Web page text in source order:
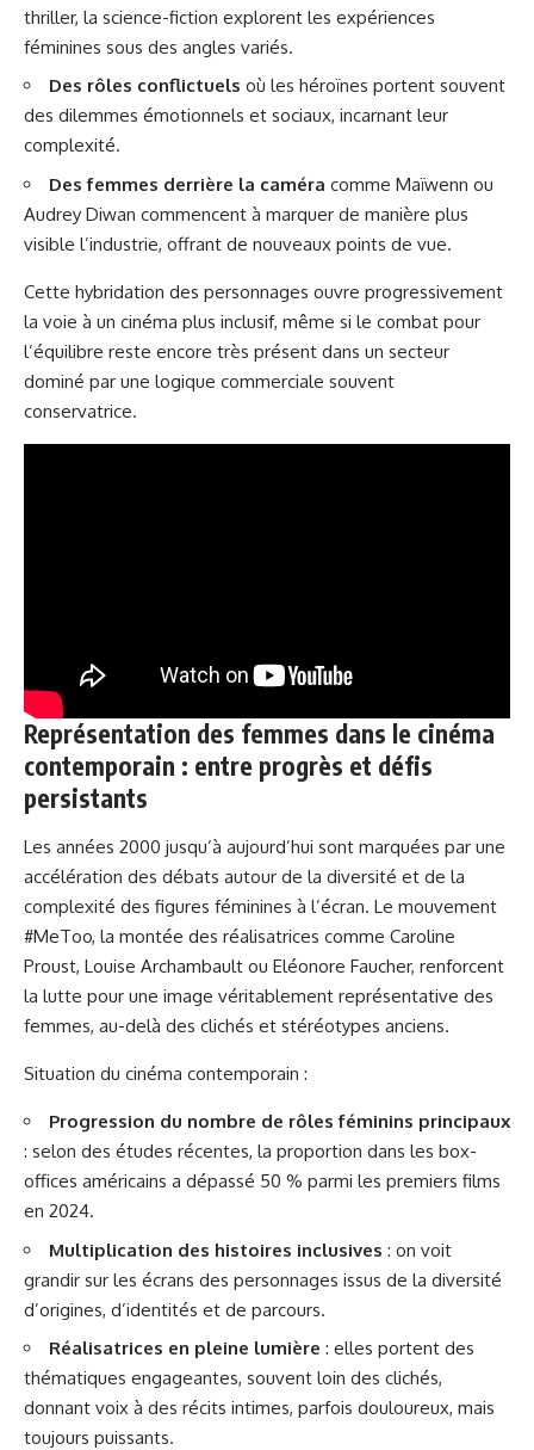
thriller, la science-fiction explorent les expériences
féminines sous des angles variés.
Des rôles conflictuels où les héroïnes portent souvent
des dilemmes émotionnels et sociaux, incarnant leur
complexité.
Des femmes derrière la caméra comme Maïwenn ou
Audrey Diwan commencent à marquer de manière plus
visible l’industrie, offrant de nouveaux points de vue.
Cette hybridation des personnages ouvre progressivement
la voie à un cinéma plus inclusif, même si le combat pour
l’équilibre reste encore très présent dans un secteur
dominé par une logique commerciale souvent
conservatrice.
Représentation des femmes dans le cinéma
contemporain : entre progrès et défis
persistants
Les années 2000 jusqu’à aujourd’hui sont marquées par une
accélération des débats autour de la diversité et de la
complexité des figures féminines à l’écran. Le mouvement
#MeToo, la montée des réalisatrices comme Caroline
Proust, Louise Archambault ou Eléonore Faucher, renforcent
la lutte pour une image véritablement représentative des
femmes, au-delà des clichés et stéréotypes anciens.
Situation du cinéma contemporain :
Progression du nombre de rôles féminins principaux
: selon des études récentes, la proportion dans les box-
offices américains a dépassé 50 % parmi les premiers films
en 2024.
Multiplication des histoires inclusives : on voit
grandir sur les écrans des personnages issus de la diversité
d’origines, d’identités et de parcours.
Réalisatrices en pleine lumière : elles portent des
thématiques engageantes, souvent loin des clichés,
donnant voix à des récits intimes, parfois douloureux, mais
toujours puissants.